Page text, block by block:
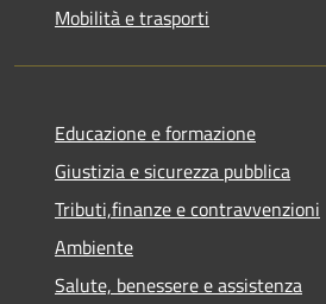
Mobilità e trasporti
Educazione e formazione
Giustizia e sicurezza pubblica
Tributi,finanze e contravvenzioni
Ambiente
Salute, benessere e assistenza